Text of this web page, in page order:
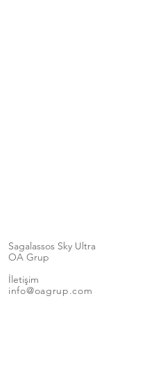
Sagalassos Sky Ultra
OA Grup
İletişim
info@oagrup.com